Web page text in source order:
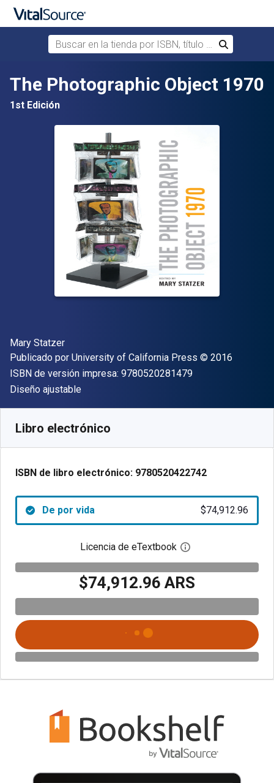
Saltar al contenido principal
Buscar en la tienda por ISBN, título o autor
Buscar
The Photographic Object 1970
1st Edición
Autor(es)
Mary Statzer
Editor
Publicado por University of California Press Copyright
© 2016
ISBN de versión impresa: 9780520281479"ISBN-13
Formato
Diseño ajustable
Libro electrónico
ISBN de libro electrónico: 9780520422742
De por vida $74,912.96
Licencia de eTextbook Abre el cuadro de
$74,912.96 ARS